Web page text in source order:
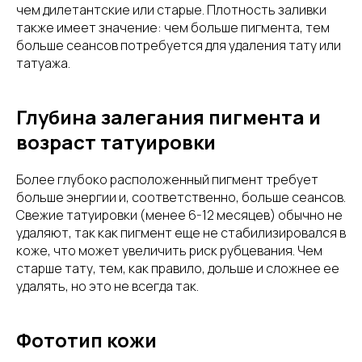
чем дилетантские или старые. Плотность заливки
также имеет значение: чем больше пигмента, тем
больше сеансов потребуется для удаления тату или
татуажа.
Глубина залегания пигмента и
возраст татуировки
Более глубоко расположенный пигмент требует
больше энергии и, соответственно, больше сеансов.
Свежие татуировки (менее 6-12 месяцев) обычно не
удаляют, так как пигмент еще не стабилизировался в
коже, что может увеличить риск рубцевания. Чем
старше тату, тем, как правило, дольше и сложнее ее
удалять, но это не всегда так.
Фототип кожи